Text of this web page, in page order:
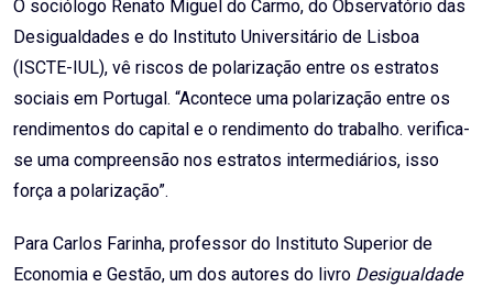
O sociólogo Renato Miguel do Carmo, do Observatório das
Desigualdades e do Instituto Universitário de Lisboa
(ISCTE-IUL), vê riscos de polarização entre os estratos
sociais em Portugal. “Acontece uma polarização entre os
rendimentos do capital e o rendimento do trabalho. verifica-
se uma compreensão nos estratos intermediários, isso
força a polarização”.
Para Carlos Farinha, professor do Instituto Superior de
Economia e Gestão, um dos autores do livro Desigualdade